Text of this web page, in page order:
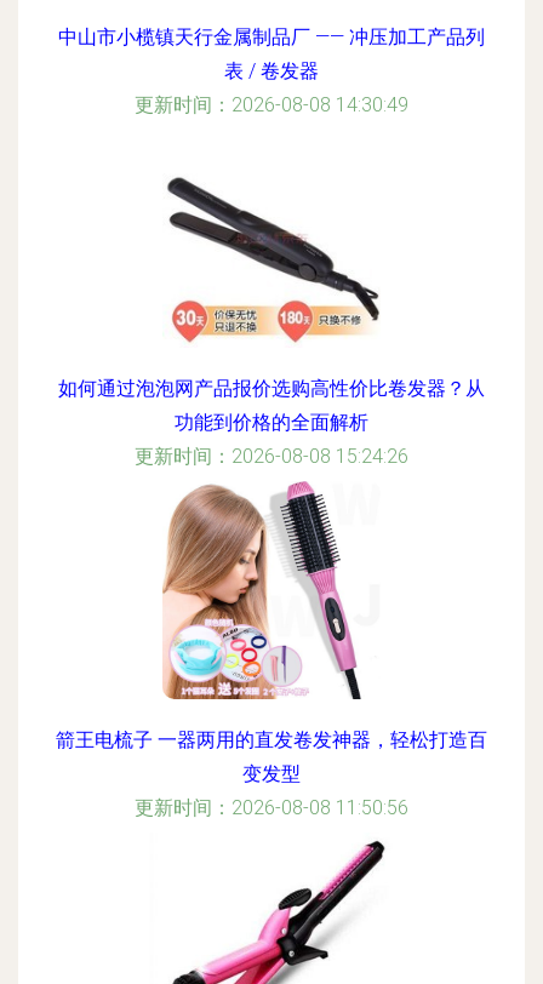
中山市小榄镇天行金属制品厂 —— 冲压加工产品列
表 / 卷发器
更新时间：2026-08-08 14:30:49
如何通过泡泡网产品报价选购高性价比卷发器？从
功能到价格的全面解析
更新时间：2026-08-08 15:24:26
箭王电梳子 一器两用的直发卷发神器，轻松打造百
变发型
更新时间：2026-08-08 11:50:56